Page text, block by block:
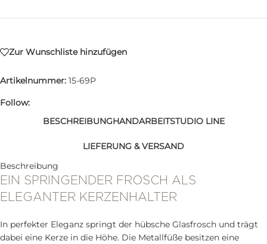
Zur Wunschliste hinzufügen
Artikelnummer: 15-69P
Follow:
BESCHREIBUNGHANDARBEITSTUDIO LINE
LIEFERUNG & VERSAND
Beschreibung
EIN SPRINGENDER FROSCH ALS
ELEGANTER KERZENHALTER
In perfekter Eleganz springt der hübsche Glasfrosch und trägt
dabei eine Kerze in die Höhe. Die Metallfüße besitzen eine